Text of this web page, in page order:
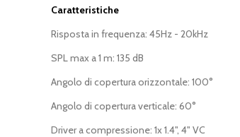
Caratteristiche
Risposta in frequenza: 45Hz - 20kHz
SPL max a 1 m: 135 dB
Angolo di copertura orizzontale: 100°
Angolo di copertura verticale: 60°
Driver a compressione: 1x 1.4", 4" VC